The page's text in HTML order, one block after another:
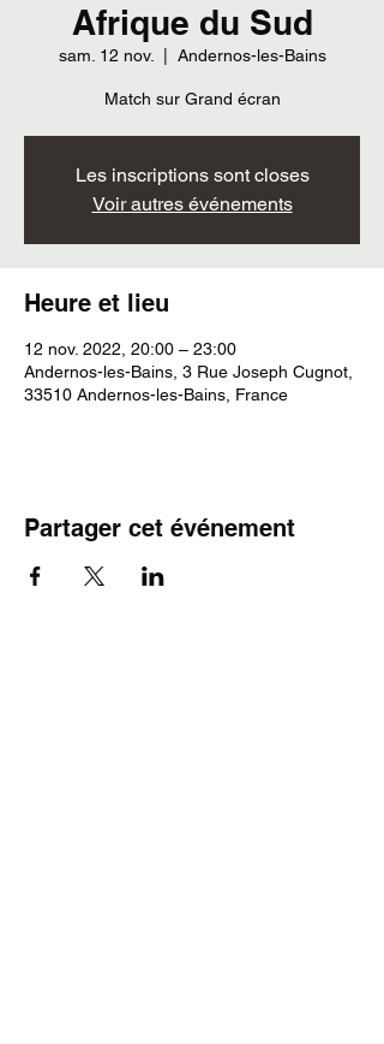
Afrique du Sud
sam. 12 nov. Andernos-les-Bains
Match sur Grand écran
Les inscriptions sont closes
Voir autres événements
Heure et lieu
12 nov. 2022, 20:00 – 23:00
Andernos-les-Bains, 3 Rue Joseph Cugnot,
33510 Andernos-les-Bains, France
Partager cet événement